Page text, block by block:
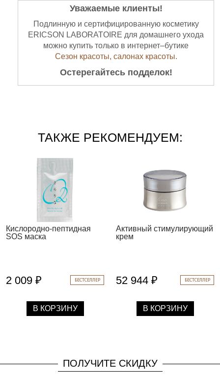
Уважаемые клиенты!
Подлинную и сертифицированную косметику
ERICSON LABORATOIRE для домашнего ухода
можно купить только в интернет–бутике
Сезон красоты, салонах красоты.
Остерегайтесь подделок!
ТАКЖЕ РЕКОМЕНДУЕМ:
БЕСТСЕЛЛЕР
Кислородно-пептидная
SOS маска
2 009 ₽
В КОРЗИНУ
БЕСТСЕЛЛЕР
Активный стимулирующий
крем
52 944 ₽
В КОРЗИНУ
ПОЛУЧИТЕ СКИДКУ